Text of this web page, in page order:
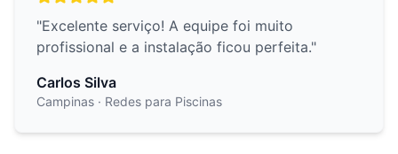
"Excelente serviço! A equipe foi muito
profissional e a instalação ficou perfeita."
Carlos Silva
Campinas · Redes para Piscinas